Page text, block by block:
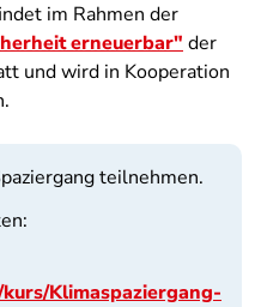
im Rahmen der
erneuerbar" der
und wird in Kooperation
teilnehmen.
Klimaspaziergang-